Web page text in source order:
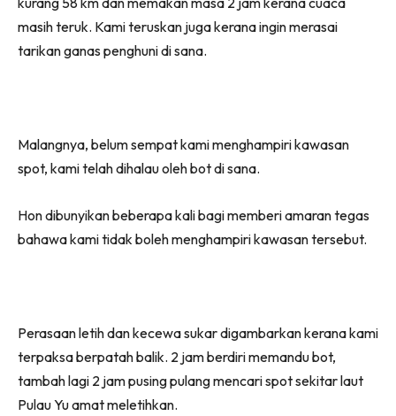
masih teruk. Kami teruskan juga kerana ingin merasai
tarikan ganas penghuni di sana.
Malangnya, belum sempat kami menghampiri kawasan
spot, kami telah dihalau oleh bot di sana.
Hon dibunyikan beberapa kali bagi memberi amaran tegas
bahawa kami tidak boleh menghampiri kawasan tersebut.
Perasaan letih dan kecewa sukar digambarkan kerana kami
terpaksa berpatah balik. 2 jam berdiri memandu bot,
tambah lagi 2 jam pusing pulang mencari spot sekitar laut
Pulau Yu amat meletihkan.